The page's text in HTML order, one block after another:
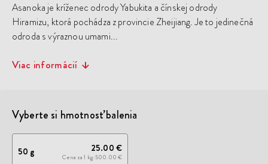
Asanoka je kríženec odrody Yabukita a čínskej odrody
Hiramizu, ktorá pochádza z provincie Zheijiang. Je to jedinečná
odroda s výraznou umami...
Viac informácií
Vyberte si hmotnosť balenia
50 g Cena za 1 kg 500.00 €
25.00 €